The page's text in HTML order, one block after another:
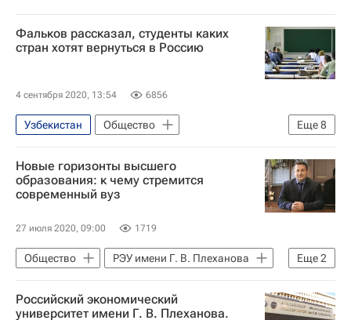
Фальков рассказал, студенты каких
стран хотят вернуться в Россию
4 сентября 2020, 13:54 6856
Еще8
Узбекистан
Общество
Образование - Общество
Казахстан
Киргизия
Таджикистан
Навигатор абитуриента
Валерий Фальков
Новые горизонты высшего
образования: к чему стремится
современный вуз
27 июля 2020, 09:00 1719
Еще2
Общество
РЭУ имени Г. В. Плеханова
Навигатор абитуриента
Про профобразование. Эксклюзивно
Российский экономический
университет имени Г. В. Плеханова.